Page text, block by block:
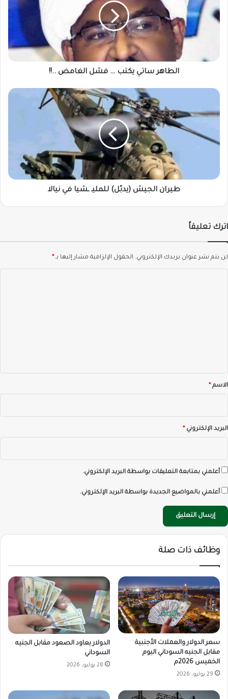
…
فشل
الغامض
الطاهر ساتي يكتب … فشل الغامض ..!!
طيران
(يدبّل)
ـشيا
في
طيران الجيش (يدبّل) للمليـ ـشيا في نيالا
اترك تعليقاً
لن يتم نشر عنوان بريدك الإلكتروني. الحقول الإلزامية مشار إليها بـ*
*الاسم*
البريد الإلكتروني*
أعلمني بمتابعة التعليقات بواسطة البريد الإلكتروني.
أعلمني بالمواضيع الجديدة بواسطة البريد الإلكتروني.
وظائف ذات صلة
سعر الدولار والعملات الأجنبية
مقابل الجنيه السوداني اليوم
الخميس 2026م
29 يوليو، 2026
الدولار يعاود الصعود مقابل الجنيه
السوداني
28 يوليو، 2026